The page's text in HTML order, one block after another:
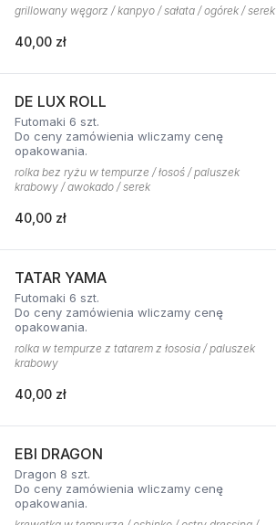
grillowany węgorz / kanpyo / sałata / ogórek / serek
40,00 zł
DE LUX ROLL
Futomaki 6 szt.
Do ceny zamówienia wliczamy cenę
opakowania.
rolka bez ryżu w tempurze / łosoś / paluszek
krabowy / awokado / serek
40,00 zł
TATAR YAMA
Futomaki 6 szt.
Do ceny zamówienia wliczamy cenę
opakowania.
rolka w tempurze z tatarem z łososia / paluszek
krabowy
40,00 zł
EBI DRAGON
Dragon 8 szt.
Do ceny zamówienia wliczamy cenę
opakowania.